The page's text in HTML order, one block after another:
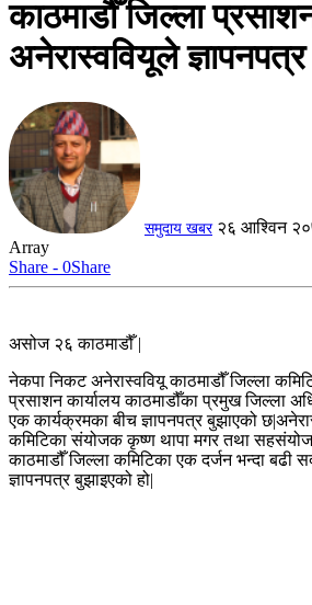
काठमाडौँ जिल्ला
अनेरास्ववियूले ज्ञापनपत्र
समुदाय खबर २६ आश्विन
Array
Share - 0Share
असोज २६ काठमाडौँ |
नेकपा निकट अनेरास्ववियू काठमाडौँ जिल्ला
प्रसाशन कार्यालय काठमाडौँका प्रमुख जिल्ला
एक कार्यक्रमका बीच ज्ञापनपत्र बुझाएको
कमिटिका संयोजक कृष्ण थापा मगर तथा
काठमाडौँ जिल्ला कमिटिका एक दर्जन भन्दा बढी
ज्ञापनपत्र बुझाइएको हो|